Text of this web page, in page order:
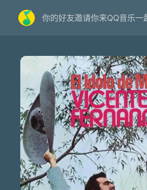
你的好友邀请你来QQ音乐一